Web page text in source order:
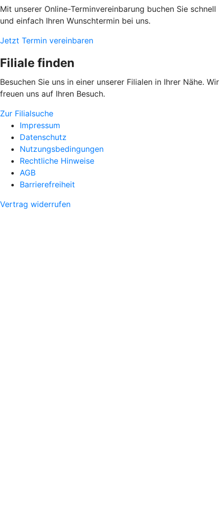
Mit unserer Online-Terminvereinbarung buchen Sie schnell
und einfach Ihren Wunschtermin bei uns.
Jetzt Termin vereinbaren
Filiale finden
Besuchen Sie uns in einer unserer Filialen in Ihrer Nähe. Wir
freuen uns auf Ihren Besuch.
Zur Filialsuche
Impressum
Datenschutz
Nutzungsbedingungen
Rechtliche Hinweise
AGB
Barrierefreiheit
Vertrag widerrufen